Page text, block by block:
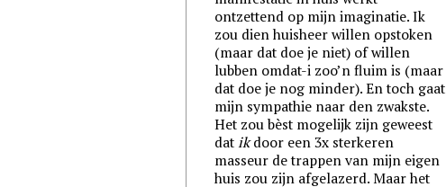
ontzettend op mijn imaginatie. Ik
zou dien huisheer willen opstoken
(maar dat doe je niet) of willen
lubben omdat-i zoo’n fluim is (maar
dat doe je nog minder). En toch gaat
mijn sympathie naar den zwakste.
Het zou bèst mogelijk zijn geweest
datikdoor een 3x sterkeren
masseur de trappen van mijn eigen
huis zou zijn afgelazerd. Maar het